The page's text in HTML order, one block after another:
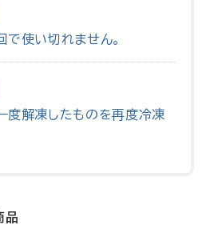
で使い切れません。
一度解凍したものを再度冷凍
品